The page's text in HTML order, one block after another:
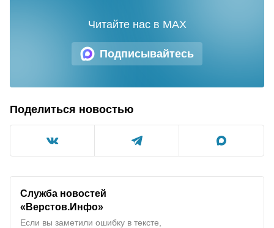
Подписывайтесь
Читайте нас в MAX
Поделиться новостью
Служба новостей
«Верстов.Инфо»
Если вы заметили ошибку в тексте,